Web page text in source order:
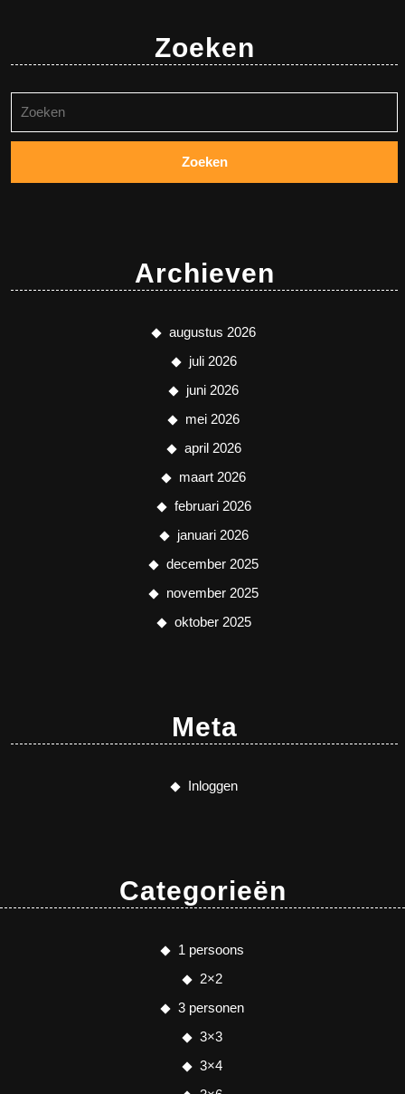
Zoeken
naar:
Archieven
augustus 2026
juli 2026
juni 2026
mei 2026
april 2026
maart 2026
februari 2026
januari 2026
december 2025
november 2025
oktober 2025
Meta
Inloggen
Categorieën
1 persoons
2×2
3 personen
3×3
3×4